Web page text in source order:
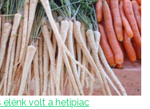
élénk volt a hetipiac